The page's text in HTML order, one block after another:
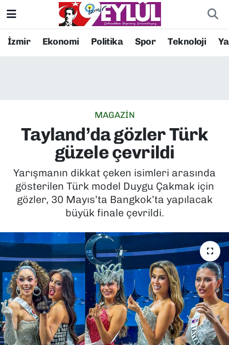
İzmir Ekonomi Politika Spor Teknoloji
MAGAZİN
Tayland’da gözler Türk
güzele çevrildi
Yarışmanın dikkat çeken isimleri arasında
gösterilen Türk model Duygu Çakmak için
gözler, 30 Mayıs’ta Bangkok’ta yapılacak
büyük finale çevrildi.
Resmi İlanlar
EKONOMİ
KÜLTÜR SANAT
MAGAZİN
SAĞLIK
SPOR
TEKNOLOJİ
YAŞAM
Konak Nöbetçi Eczaneler
Süper Lig Puan Durumu ve Fikstür
Tüm Manşetler
Son Dakika Haberleri
Haber Arşivi